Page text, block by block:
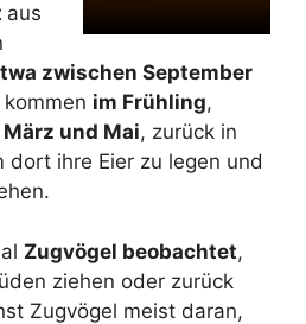
aus
zwischen September
kommen im Frühling,
und Mai, zurück in
dort ihre Eier zu legen und
Zugvögel beobachtet,
ziehen oder zurück
Zugvögel meist daran,